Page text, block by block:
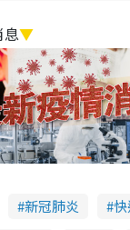
息▼
新冠肺炎